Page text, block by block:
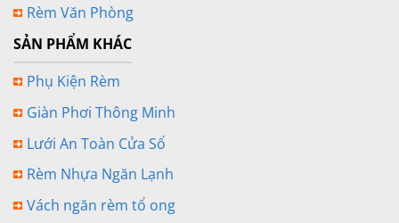
Rèm Văn Phòng
SẢN PHẨM KHÁC
Phụ Kiện Rèm
Giàn Phơi Thông Minh
Lưới An Toàn Cửa Sổ
Rèm Nhựa Ngăn Lạnh
Vách ngăn rèm tổ ong